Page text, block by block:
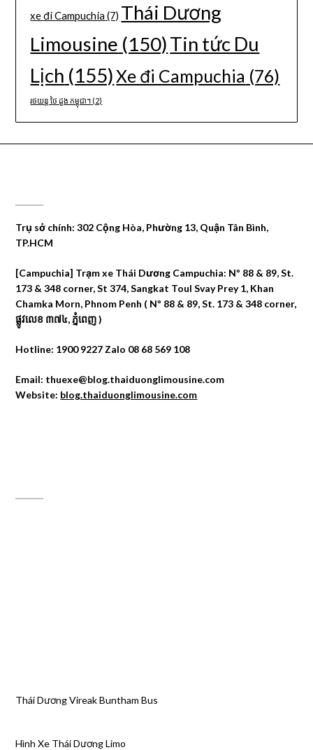
xe đi Campuchia(7) Thái Dương
Limousine (150)Tin tức Du
Lịch (155)Xe đi Campuchia (76)
រថយន្ត ថៃ ដួង កម្ពុជា។ (2)
Trụ sở chính: 302 Cộng Hòa, Phường 13, Quận Tân Bình,
TP.HCM
[Campuchia] Trạm xe Thái Dương Campuchia: Nº 88 & 89, St.
173 & 348 corner, St 374, Sangkat Toul Svay Prey 1, Khan
Chamka Morn, Phnom Penh ( Nº 88 & 89, St. 173 & 348 corner,
ផ្លូវលេខ ៣៧៤, ភ្នំពេញ )
Hotline: 1900 9227 Zalo 08 68 569 108
Email: thuexe@blog.thaiduonglimousine.com
Website: blog.thaiduonglimousine.com
Thái Dương Vireak Buntham Bus
Hình Xe Thái Dương Limo